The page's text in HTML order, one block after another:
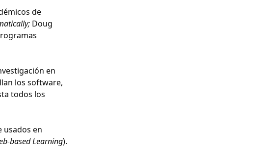
de
Doug
en
los software,
todos los
usados en
based Learning).